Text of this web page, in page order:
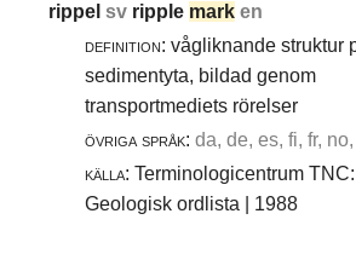
rippelsv ripple mark en
definition: vågliknande struktur
sedimentyta, bildad genom
transportmediets rörelser
övriga språk: da, de, es, fi, fr,
källa: Terminologicentrum TNC:
Geologisk ordlista | 1988